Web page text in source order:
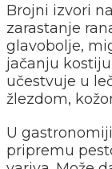
Brojni izvori
zarastanje
glavobolje,
jačanju
učestvuje u
žlezdom,
U
pripremu